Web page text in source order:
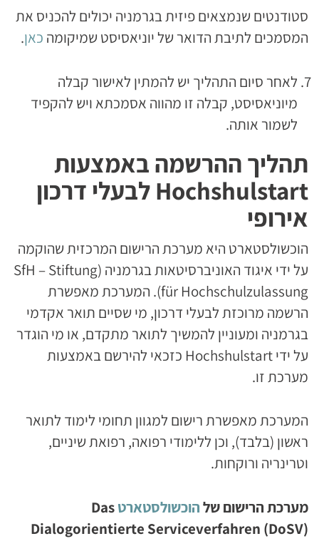
סטודנטים שנמצאים פיזית בגרמניה יכולים להכניס את
המסמכים לתיבת הדואר של יוניאסיסט שמיקומה כאן.
לאחר סיום התהליך יש להמתין לאישור קבלה
מיוניאסיסט, קבלה זו מהווה אסמכתא ויש להקפיד
לשמור אותה.
תהליך ההרשמה באמצעות
Hochshulstart לבעלי דרכון
אירופי
הוכשולסטארט היא מערכת הרישום המרכזית שהוקמה
על ידי איגוד האוניברסיטאות בגרמניה (SfH – Stiftung
für Hochschulzulassung). המערכת מאפשרת
הרשמה מרוכזת לבעלי דרכון, מי שסיים תואר אקדמי
בגרמניה ומעוניין להמשיך לתואר מתקדם, או מי הוגדר
על ידי Hochshulstart כזכאי להירשם באמצעות
מערכת זו.
המערכת מאפשרת רישום למגוון תחומי לימוד לתואר
ראשון (בלבד), וכן ללימודי רפואה, רפואת שיניים,
וטרינריה ורוקחות.
מערכת הרישום שלהוכשולסטארטDas
Dialogorientierte Serviceverfahren (DoSV)